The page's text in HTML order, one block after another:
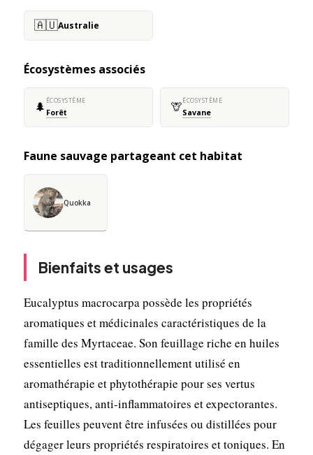
🇦🇺Australie
Écosystèmes associés
🌲 ÉCOSYSTÈME
Forêt 🦒ÉCOSYSTÈME
Savane
Faune sauvage partageant cet habitat
Quokka
Bienfaits et usages
Eucalyptus macrocarpa possède les propriétés
aromatiques et médicinales caractéristiques de la
famille des Myrtaceae. Son feuillage riche en huiles
essentielles est traditionnellement utilisé en
aromathérapie et phytothérapie pour ses vertus
antiseptiques, anti-inflammatoires et expectorantes.
Les feuilles peuvent être infusées ou distillées pour
dégager leurs propriétés respiratoires et toniques. En